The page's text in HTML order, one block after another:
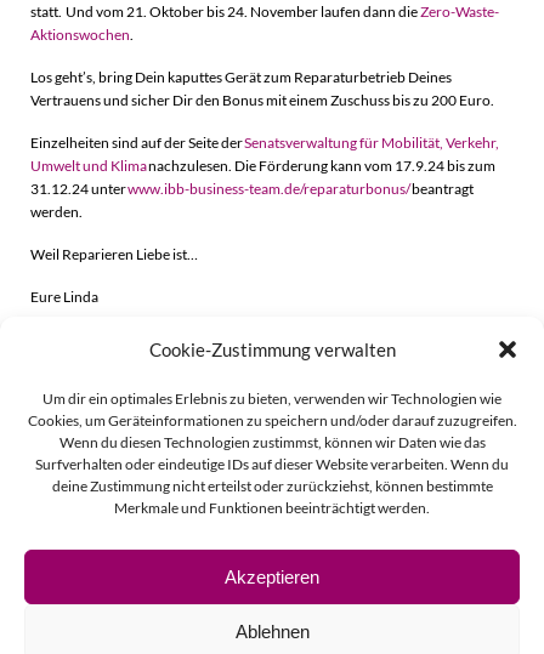
Cookie-Zustimmung verwalten
Um dir ein optimales Erlebnis zu bieten, verwenden wir Technologien wie
Cookies, um Geräteinformationen zu speichern und/oder darauf zuzugreifen.
Wenn du diesen Technologien zustimmst, können wir Daten wie das
Surfverhalten oder eindeutige IDs auf dieser Website verarbeiten. Wenn du
deine Zustimmung nicht erteilst oder zurückziehst, können bestimmte
Merkmale und Funktionen beeinträchtigt werden.
Akzeptieren
Ablehnen
statt. Und vom 21. Oktober bis 24. November laufen dann dieZero-Waste-
Aktionswochen.
Los geht’s, bring Dein kaputtes Gerät zum Reparaturbetrieb Deines
Vertrauens und sicher Dir den Bonus mit einem Zuschuss bis zu 200 Euro.
Einzelheiten sind auf der Seite derSenatsverwaltung für Mobilität, Verkehr,
Umwelt und Klimanachzulesen. Die Förderung kann vom 17.9.24 bis zum
31.12.24 unterwww.ibb-business-team.de/reparaturbonus/beantragt
werden.
Weil Reparieren Liebe ist…
Eure Linda
© 2026 Linda Vierecke.